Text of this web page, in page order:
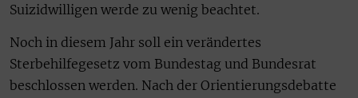
Suizidwilligen werde zu wenig beachtet.
Noch in diesem Jahr soll ein verändertes
Sterbehilfegesetz vom Bundestag und Bundesrat
beschlossen werden. Nach der Orientierungsdebatte